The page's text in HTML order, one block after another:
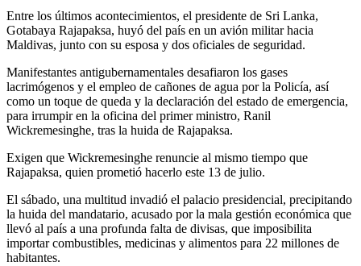
Entre los últimos acontecimientos, el presidente de Sri Lanka,
Gotabaya Rajapaksa, huyó del país en un avión militar hacia
Maldivas, junto con su esposa y dos oficiales de seguridad.
Manifestantes antigubernamentales desafiaron los gases
lacrimógenos y el empleo de cañones de agua por la Policía, así
como un toque de queda y la declaración del estado de emergencia,
para irrumpir en la oficina del primer ministro, Ranil
Wickremesinghe, tras la huida de Rajapaksa.
Exigen que Wickremesinghe renuncie al mismo tiempo que
Rajapaksa, quien prometió hacerlo este 13 de julio.
El sábado, una multitud invadió el palacio presidencial, precipitando
la huida del mandatario, acusado por la mala gestión económica que
llevó al país a una profunda falta de divisas, que imposibilita
importar combustibles, medicinas y alimentos para 22 millones de
habitantes.